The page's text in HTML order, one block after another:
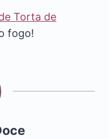
Torta de
fogo!